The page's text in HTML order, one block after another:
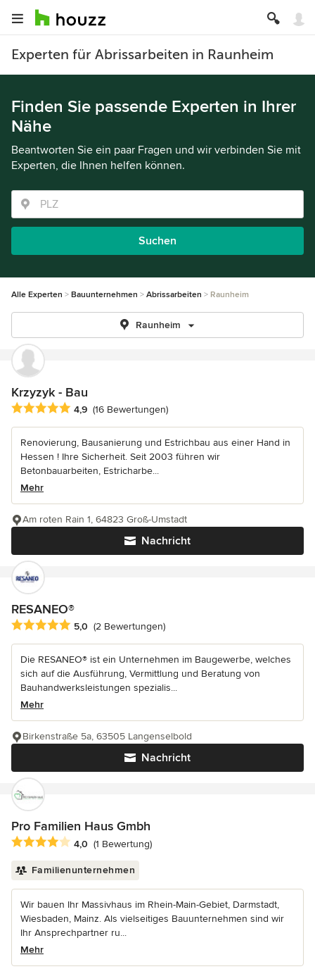
Experten für Abrissarbeiten in Raunheim
Finden Sie passende Experten in Ihrer
Nähe
Beantworten Sie ein paar Fragen und wir verbinden Sie mit
Experten, die Ihnen helfen können.
Suchen
Alle Experten Bauunternehmen Abrissarbeiten Raunheim
Raunheim
Krzyzyk - Bau
Durchschnittliche Bewertung: 4.9 von 5 Sternen
4,9 (16 Bewertungen)
Renovierung, Bausanierung und Estrichbau aus einer Hand in
Hessen ! Ihre Sicherheit. Seit 2003 führen wir
Betonbauarbeiten, Estricharbe...
Mehr
Nachricht
Am roten Rain 1, 64823 Groß-Umstadt
RESANEO®
Durchschnittliche Bewertung: 5 von 5 Sternen
5,0 (2 Bewertungen)
Die RESANEO® ist ein Unternehmen im Baugewerbe, welches
sich auf die Ausführung, Vermittlung und Beratung von
Bauhandwerksleistungen spezialis...
Mehr
Nachricht
Birkenstraße 5a, 63505 Langenselbold
Pro Familien Haus Gmbh
Durchschnittliche Bewertung: 4 von 5 Sternen
4,0 (1 Bewertung)
Familienunternehmen
Wir bauen Ihr Massivhaus im Rhein-Main-Gebiet, Darmstadt,
Wiesbaden, Mainz. Als vielseitiges Bauunternehmen sind wir
Ihr Ansprechpartner ru...
Mehr